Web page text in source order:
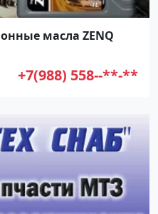
масла ZENQ
+7(988) 558--**-**